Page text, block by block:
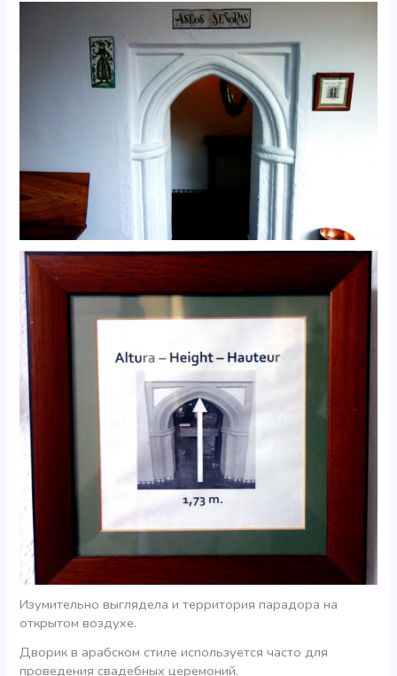
Изумительно выглядела и территория парадора на
открытом воздухе.
Дворик в арабском стиле используется часто для
проведения свадебных церемоний.